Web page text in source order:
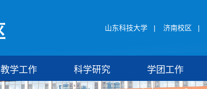
山东科技大学 | 济南校区 |
教学工作 科学研究 学团工作